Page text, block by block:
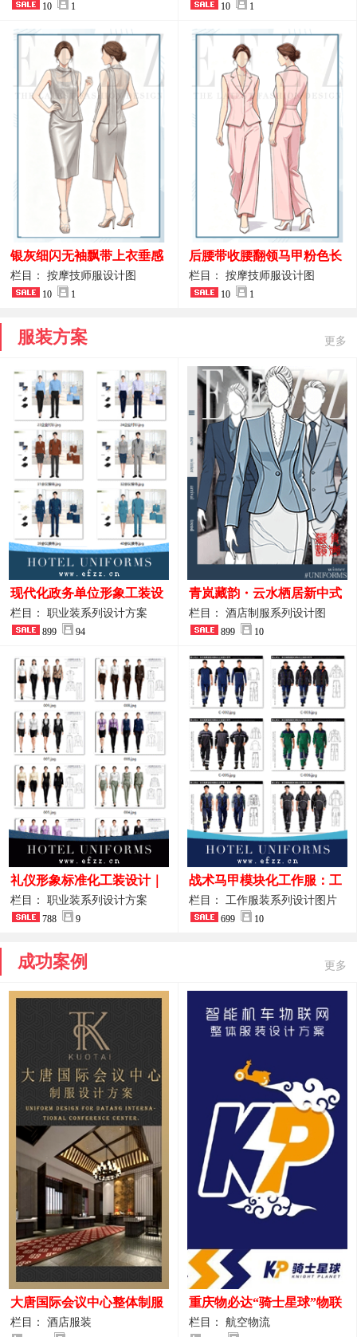
计
10 1 10 1
银灰细闪无袖飘带上衣垂感
开叉中长裙 星级酒店前厅礼
仪高级全套工作服
栏目： 按摩技师服设计图
10 1
后腰带收腰翻领马甲粉色长
裤套装 美容门店前台主管精
致高级工装
栏目： 按摩技师服设计图
10 1
服装方案 更多
现代化政务单位形象工装设
计｜国风会务接待西装制服
整套方案
栏目： 职业装系列设计方案
899 94
青岚藏韵・云水栖居新中式
酒店全岗位制服设计原创作
品图
栏目： 酒店制服系列设计图
899 10
礼仪形象标准化工装设计｜
高端服务业仪态塑造专属职
业装系列
栏目： 职业装系列设计方案
788 9
战术马甲模块化工作服：工
程巡检与设备调试岗位的多
功能收纳设计
栏目： 工作服装系列设计图片
699 10
成功案例 更多
大唐国际会议中心整体制服
设计案例
栏目： 酒店服装
重庆物必达“骑士星球”物联
网派送人员服装设计案例
栏目： 航空物流